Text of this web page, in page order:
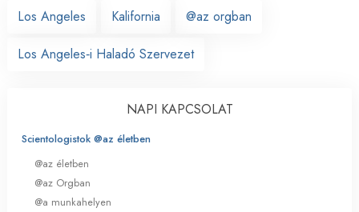
Los Angeles
Kalifornia @az orgban
Los Angeles‑i Haladó Szervezet
NAPI KAPCSOLAT
Scientologistok @az életben
@az életben
@az Orgban
@a munkahelyen